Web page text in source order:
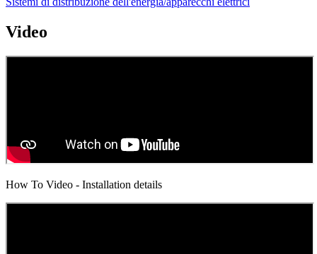
Video
How To Video - Installation details